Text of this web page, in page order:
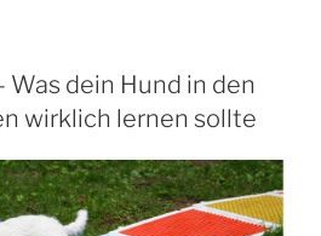
dein Hund in den
wirklich lernen sollte